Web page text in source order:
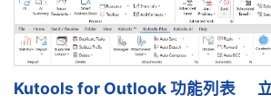
Kutools for Outlook 功能列表